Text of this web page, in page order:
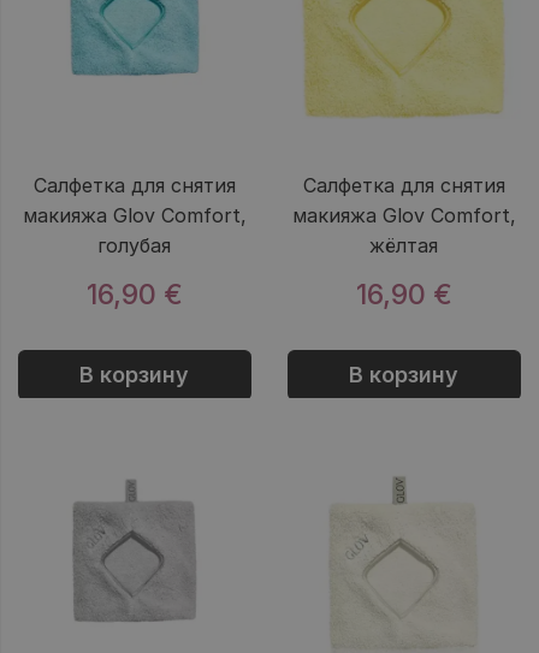
Салфетка для снятия
макияжа Glov Comfort,
голубая
16,90 €
В корзину
Салфетка для снятия
макияжа Glov Comfort,
жёлтая
16,90 €
В корзину